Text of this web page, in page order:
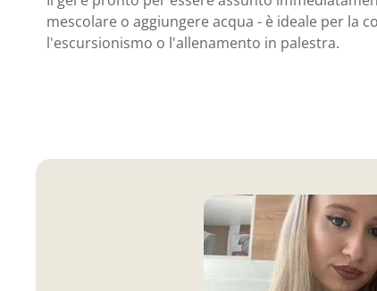
mescolare o aggiungere acqua - è ideale per la
l'escursionismo o l'allenamento in palestra.